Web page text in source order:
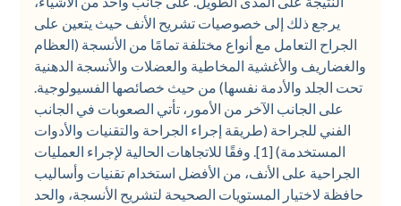
يرجع ذلك إلى خصوصيات تشريح الأنف حيث يتعين على
الجراح التعامل مع أنواع مختلفة تمامًا من الأنسجة (العظام
والغضاريف والأغشية المخاطية والعضلات والأنسجة الدهنية
تحت الجلد والأدمة نفسها) من حيث خصائصها الفسيولوجية.
على الجانب الآخر من الأمور، تأتي الصعوبات في الجانب
الفني للجراحة (طريقة إجراء الجراحة والتقنيات والأدوات
المستخدمة) [1]. وفقًا للاتجاهات الحالية لإجراء العمليات
الجراحية على الأنف، من الأفضل استخدام تقنيات وأساليب
حافظة لاختيار المستويات الصحيحة لتشريح الأنسجة، والحد